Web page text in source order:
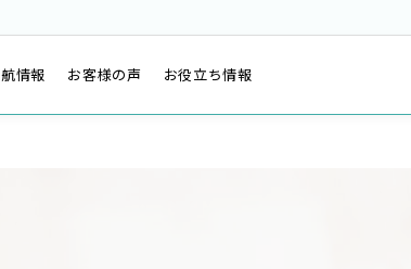
情報 お客様の声 お役立ち情報